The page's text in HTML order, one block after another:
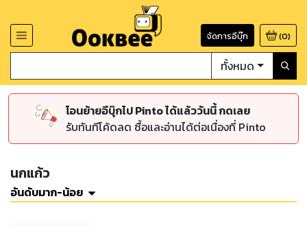
จัดการอีบุ๊ก (0)
ทั้งหมด
โอนย้ายอีบุ๊กไป Pinto ได้แล้ววันนี้ กดเลย
รับทันทีโค้ดลด ซื้อและอ่านได้ต่อเนื่องที่ Pinto
นกแก้ว
อันดับมาก-น้อย